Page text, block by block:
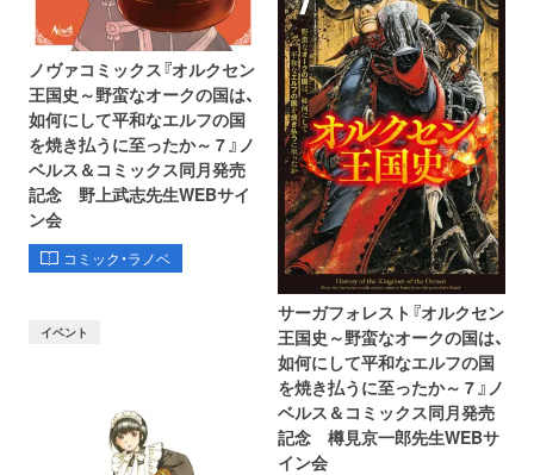
ノヴァコミックス『オルクセン
王国史～野蛮なオークの国は、
如何にして平和なエルフの国
を焼き払うに至ったか～ 7 』ノ
ベルス＆コミックス同月発売
記念 野上武志先生WEBサイ
ン会
コミック・ラノベ
サーガフォレスト『オルクセン
王国史～野蛮なオークの国は、
如何にして平和なエルフの国
を焼き払うに至ったか～ 7 』ノ
ベルス＆コミックス同月発売
記念 樽見京一郎先生WEBサ
イン会
イベント